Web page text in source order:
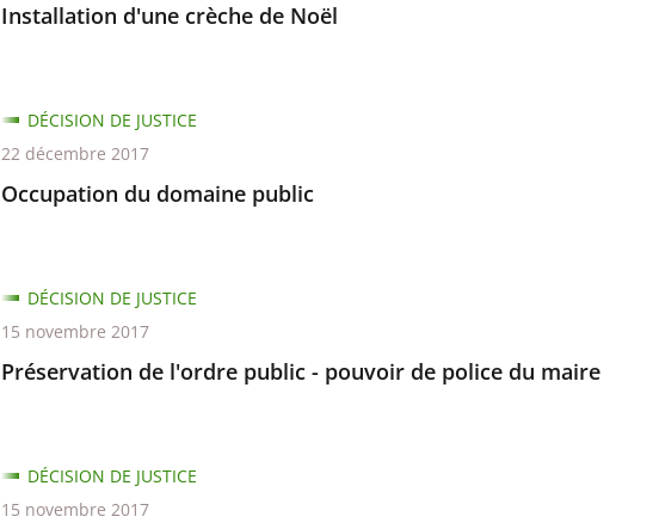
Installation d'une crèche de Noël
Occupation du domaine public
DÉCISION DE JUSTICE
22 décembre 2017
Préservation de l'ordre public - pouvoir de police du maire
DÉCISION DE JUSTICE
15 novembre 2017
DÉCISION DE JUSTICE
15 novembre 2017